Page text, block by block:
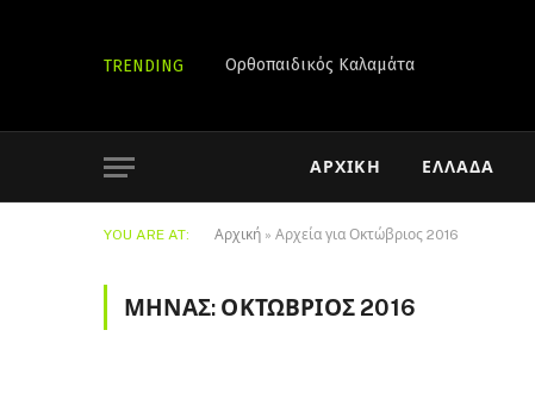
TRENDING Ορθοπαιδικός Καλαμάτα
ΑΡΧΙΚΉ ΕΛΛΆΔΑ
YOU ARE AT: Αρχική » Αρχεία για Οκτώβριος 2016
ΜΉΝΑΣ: ΟΚΤΏΒΡΙΟΣ 2016